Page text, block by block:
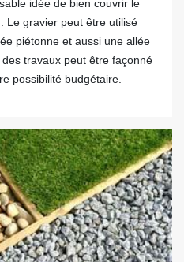
idée de bien couvrir le
Le gravier peut être utilisé
piétonne et aussi une allée
travaux peut être façonné
possibilité budgétaire.